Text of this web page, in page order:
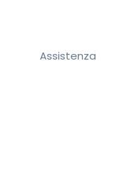
Assistenza